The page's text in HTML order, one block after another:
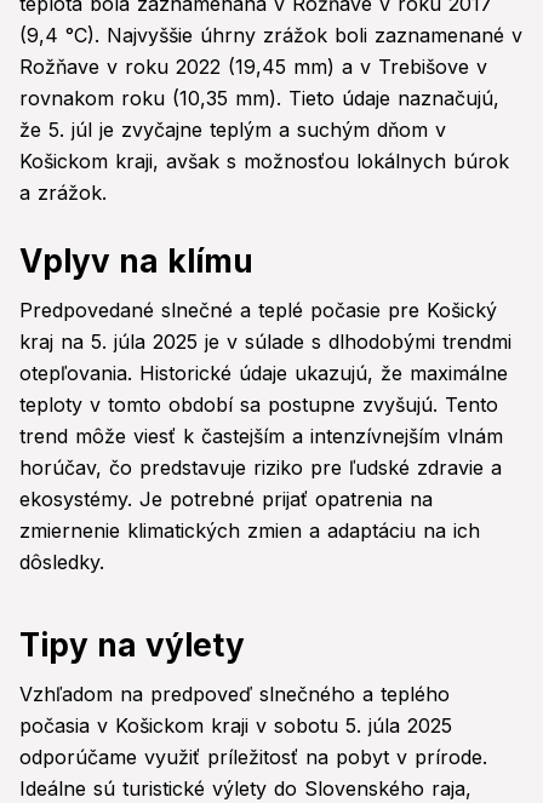
(9,4 °C). Najvyššie úhrny zrážok boli zaznamenané v
Rožňave v roku 2022 (19,45 mm) a v Trebišove v
rovnakom roku (10,35 mm). Tieto údaje naznačujú,
že 5. júl je zvyčajne teplým a suchým dňom v
Košickom kraji, avšak s možnosťou lokálnych búrok
a zrážok.
Vplyv na klímu
Predpovedané slnečné a teplé počasie pre Košický
kraj na 5. júla 2025 je v súlade s dlhodobými trendmi
otepľovania. Historické údaje ukazujú, že maximálne
teploty v tomto období sa postupne zvyšujú. Tento
trend môže viesť k častejším a intenzívnejším vlnám
horúčav, čo predstavuje riziko pre ľudské zdravie a
ekosystémy. Je potrebné prijať opatrenia na
zmiernenie klimatických zmien a adaptáciu na ich
dôsledky.
Tipy na výlety
Vzhľadom na predpoveď slnečného a teplého
počasia v Košickom kraji v sobotu 5. júla 2025
odporúčame využiť príležitosť na pobyt v prírode.
Ideálne sú turistické výlety do Slovenského raja,